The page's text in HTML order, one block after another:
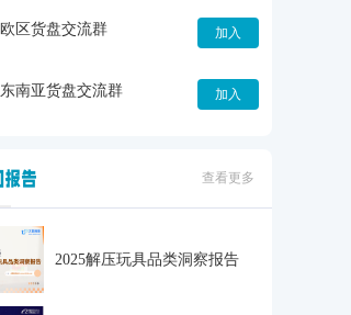
欧区货盘交流群 加入
东南亚货盘交流群 加入
查看更多
2025解压玩具品类洞察报告